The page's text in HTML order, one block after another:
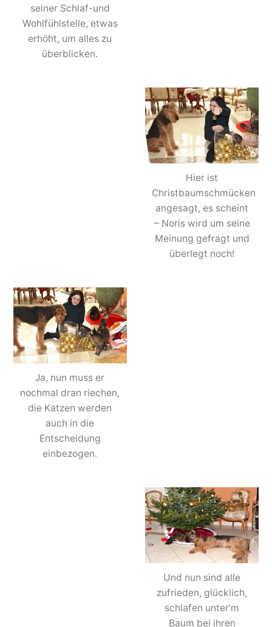
seiner Schlaf-und
Wohlfühlstelle, etwas
erhöht, um alles zu
überblicken.
Hier ist
Christbaumschmücken
angesagt, es scheint
– Noris wird um seine
Meinung gefragt und
überlegt noch!
Ja, nun muss er
nochmal dran riechen,
die Katzen werden
auch in die
Entscheidung
einbezogen.
Und nun sind alle
zufrieden, glücklich,
schlafen unter’m
Baum bei ihren